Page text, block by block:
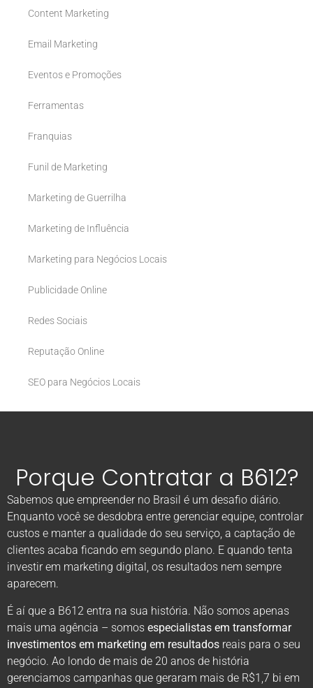
Content Marketing
Email Marketing
Eventos e Promoções
Ferramentas
Franquias
Funil de Marketing
Marketing de Guerrilha
Marketing de Influência
Marketing para Negócios Locais
Publicidade Online
Redes Sociais
Reputação Online
SEO para Negócios Locais
Porque Contratar a B612?
Sabemos que empreender no Brasil é um desafio diário.
Enquanto você se desdobra entre gerenciar equipe, controlar
custos e manter a qualidade do seu serviço, a captação de
clientes acaba ficando em segundo plano. E quando tenta
investir em marketing digital, os resultados nem sempre
aparecem.
É aí que a B612 entra na sua história. Não somos apenas
mais uma agência – somos especialistas em transformar
investimentos em marketing em resultados reais para o seu
negócio. Ao londo de mais de 20 anos de história
gerenciamos campanhas que geraram mais de R$1,7 bi em